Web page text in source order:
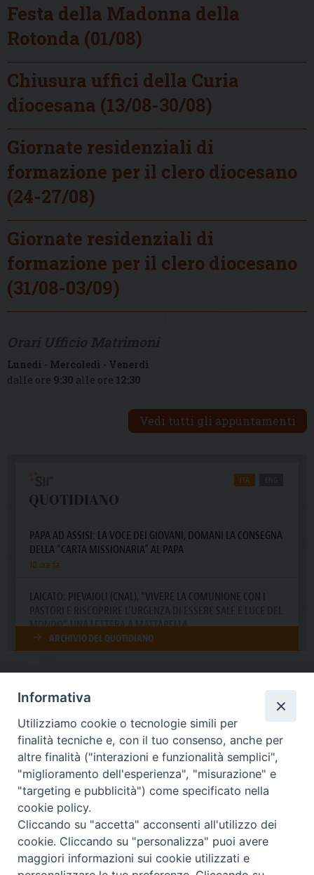
Festa della Madonna della
Rotonda (01/08)
Chiusura uffici della Curia
diocesana (13/08-30/08)
Giornate residenziali di
formazione per il clero diocesano
(24-27/08)
Giornate residenziali di
formazione per il clero diocesano
(31/08-03/09)
Lunedì - Mercoledì - Venerdì
dalle ore 9:30 alle ore 12:30
Vedi tutti gli appuntamenti
DIOCESI SUBURBICARIA DI ALBANO
Contatti:Tel.: 06.93268401 - Fax.: 06.9323844
E-mail:curia@diocesidialbano.it
Orari: dal Lunedì al Venerdì Ore: 9:00 - 13:00
Lunedì, Mercoledì e Venerdì, Ore 9:30 - 12:30
Informativa
Utilizziamo cookie o tecnologie simili per
finalità tecniche e, con il tuo consenso, anche per
altre finalità ("interazioni e funzionalità semplici",
"miglioramento dell'esperienza", "misurazione" e
"targeting e pubblicità") come specificato nella
cookie policy.
Cliccando su "accetta" acconsenti all'utilizzo dei
cookie. Cliccando su "personalizza" puoi avere
maggiori informazioni sui cookie utilizzati e